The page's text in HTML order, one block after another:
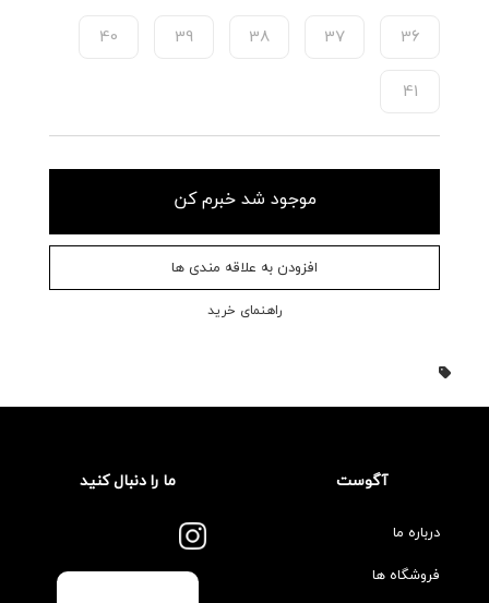
36
37
38
39
40
41
موجود شد خبرم کن
افزودن به علاقه مندی ها
راهنمای خرید
آگوست
درباره ما
فروشگاه ها
ما را دنبال کنید